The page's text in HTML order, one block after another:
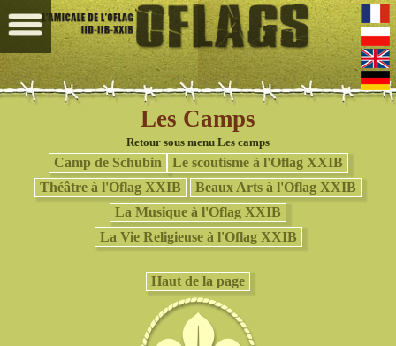
Les Camps
Retour sous menu Les camps
Camp de Schubin
Le scoutisme à l'Oflag XXIB
Théâtre à l'Oflag XXIB
Beaux Arts à l'Oflag XXIB
La Musique à l'Oflag XXIB
La Vie Religieuse à l'Oflag XXIB
Haut de la page